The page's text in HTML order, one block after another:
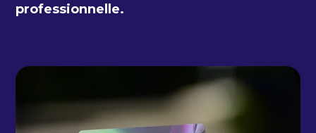
professionnelle.